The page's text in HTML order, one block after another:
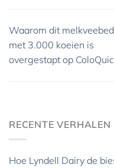
Waarom dit
met 3.000 koeien is
overgestapt op
RECENTE VERHALEN
Hoe Lyndell Dairy de